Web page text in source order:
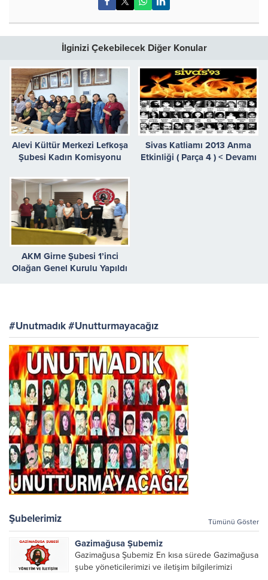
İlginizi Çekebilecek Diğer Konular
Alevi Kültür Merkezi Lefkoşa
Şubesi Kadın Komisyonu
Sivas Katliamı 2013 Anma
Etkinliği ( Parça 4 ) < Devamı
AKM Girne Şubesi 1’inci
Olağan Genel Kurulu Yapıldı
#Unutmadık #Unutturmayacağız
Şubelerimiz Tümünü Göster
Gazimağusa Şubemiz
Gazimağusa Şubemiz En kısa sürede Gazimağusa
şube yöneticilerimizi ve iletişim bilgilerimizi